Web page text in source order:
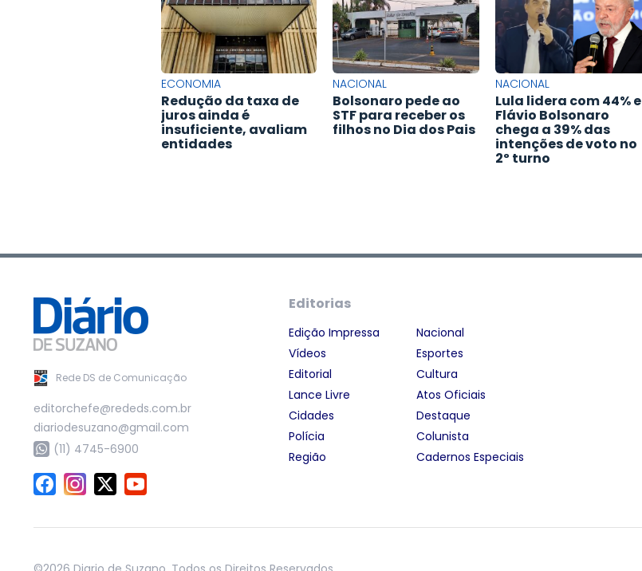
ECONOMIA
Redução da taxa de
juros ainda é
insuficiente, avaliam
entidades
NACIONAL
Bolsonaro pede ao
STF para receber os
filhos no Dia dos Pais
NACIONAL
Lula lidera com 44% e
Flávio Bolsonaro
chega a 39% das
intenções de voto no
2º turno
Rede DS de Comunicação
editorchefe@rededs.com.br
diariodesuzano@gmail.com
(11) 4745-6900
Editorias
Edição Impressa
Vídeos
Editorial
Lance Livre
Cidades
Polícia
Região
Nacional
Esportes
Cultura
Atos Oficiais
Destaque
Colunista
Cadernos Especiais